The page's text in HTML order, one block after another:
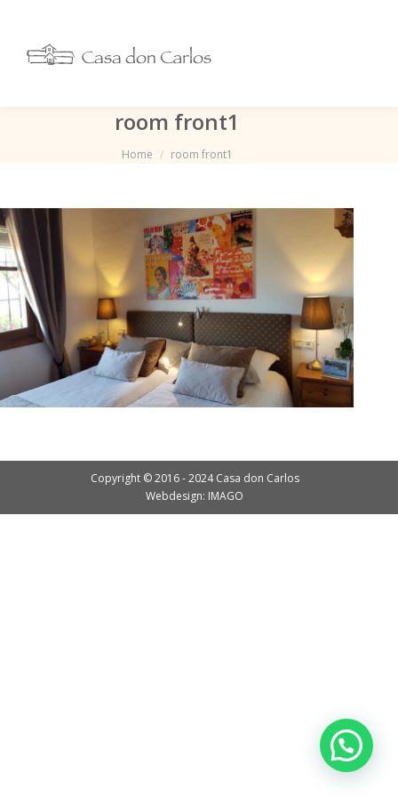
room front1
Je bent hier:
Home room front1
Copyright © 2016 - 2024 Casa don Carlos
Webdesign: IMAGO